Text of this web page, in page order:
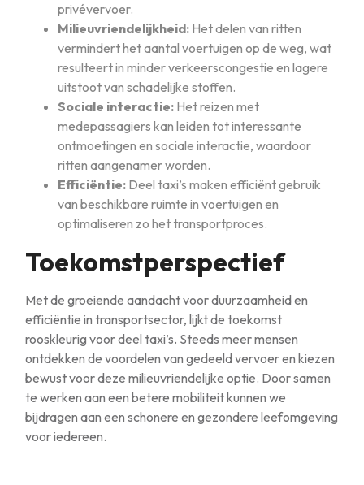
privévervoer.
Milieuvriendelijkheid: Het delen van ritten
vermindert het aantal voertuigen op de weg, wat
resulteert in minder verkeerscongestie en lagere
uitstoot van schadelijke stoffen.
Sociale interactie: Het reizen met
medepassagiers kan leiden tot interessante
ontmoetingen en sociale interactie, waardoor
ritten aangenamer worden.
Efficiëntie: Deel taxi’s maken efficiënt gebruik
van beschikbare ruimte in voertuigen en
optimaliseren zo het transportproces.
Toekomstperspectief
Met de groeiende aandacht voor duurzaamheid en
efficiëntie in transportsector, lijkt de toekomst
rooskleurig voor deel taxi’s. Steeds meer mensen
ontdekken de voordelen van gedeeld vervoer en kiezen
bewust voor deze milieuvriendelijke optie. Door samen
te werken aan een betere mobiliteit kunnen we
bijdragen aan een schonere en gezondere leefomgeving
voor iedereen.